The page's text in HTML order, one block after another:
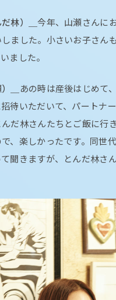
林）＿今年、山瀬さんに
ました。小さいお子さん
ました。
＿
あの時は産後はじめて
待いただいて、パートナ
だ林さんたちとご飯に行
、楽しかったです。同世
聞きますが、とんだ林さ